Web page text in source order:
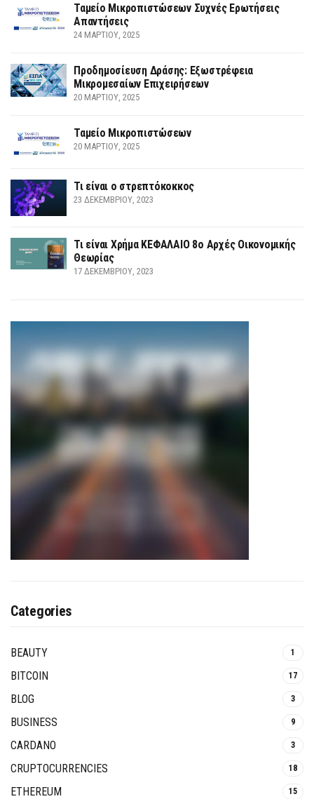
Ταμείο Μικροπιστώσεων Συχνές Ερωτήσεις
Απαντήσεις
24 ΜΑΡΤΊΟΥ, 2025
Προδημοσίευση Δράσης: Εξωστρέφεια
Μικρομεσαίων Επιχειρήσεων
20 ΜΑΡΤΊΟΥ, 2025
Ταμείο Μικροπιστώσεων
20 ΜΑΡΤΊΟΥ, 2025
Τι είναι ο στρεπτόκοκκος
23 ΔΕΚΕΜΒΡΊΟΥ, 2023
Τι είναι Χρήμα ΚΕΦΑΛΑΙΟ 8ο Αρχές Οικονομικής
Θεωρίας
17 ΔΕΚΕΜΒΡΊΟΥ, 2023
Categories
BEAUTY 1
BITCOIN 17
BLOG 3
BUSINESS 9
CARDANO 3
CRUPTOCURRENCIES 18
ETHEREUM 15